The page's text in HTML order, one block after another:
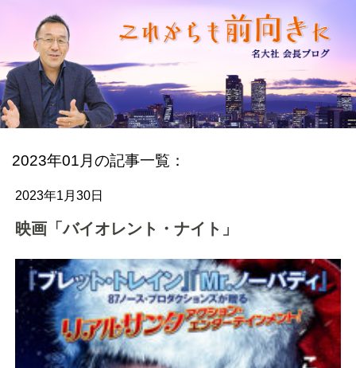
2023年01月の記事一覧：
2023年1月30日
映画「バイオレント・ナイト」